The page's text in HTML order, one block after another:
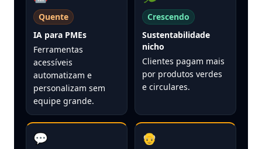
Quente
IA para PMEs
Ferramentas
acessíveis
automatizam e
personalizam sem
equipe grande.
Crescendo
Sustentabilidade
nicho
Clientes pagam mais
por produtos verdes
e circulares.
💬 👴